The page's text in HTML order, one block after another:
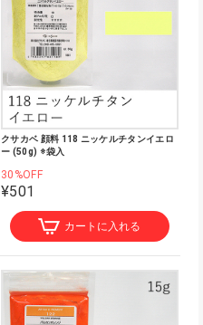
クサカベ 顔料 118 ニッケルチタンイエロ
ー (50g) ※袋入
30%OFF
¥501
カートに入れる